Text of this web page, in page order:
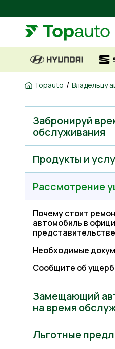
Topauto / Владельцу
Забронируй
обслуживания
Продукты и
Рассмотрение
Почему стоит
автомобиль в
Необходимые
Сообщите об
Замещающий
на время
Льготные